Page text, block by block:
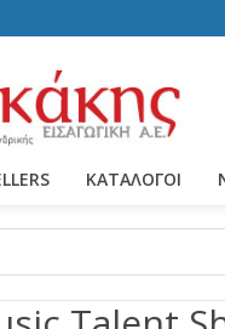
ΚΑΤΆΛΟΓΟΙ